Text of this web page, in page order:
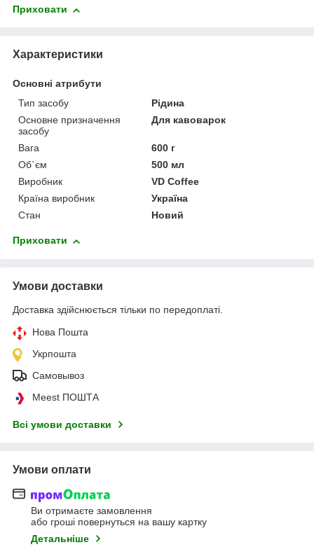
Приховати
Характеристики
Основні атрибути
Тип засобу
Рідина
Основне призначення
засобу
Для кавоварок
Вага
600 г
Об`єм
500 мл
Виробник
VD Coffee
Країна виробник
Україна
Стан
Новий
Приховати
Умови доставки
Доставка здійснюється тільки по передоплаті.
Нова Пошта
Укрпошта
Самовывоз
Meest ПОШТА
Всі умови доставки
Умови оплати
Ви отримаєте замовлення
або гроші повернуться на вашу картку
Детальніше